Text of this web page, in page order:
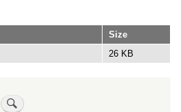
Size
26 KB